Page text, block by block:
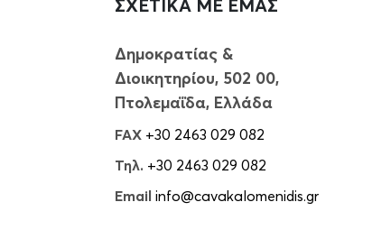
ΣΧΕΤΙΚΑ ΜΕ ΕΜΑΣ
Δημοκρατίας &
Διοικητηρίου, 502 00,
Πτολεμαΐδα, Ελλάδα
FAX +30 2463 029 082
Τηλ. +30 2463 029 082
Email info@cavakalomenidis.gr